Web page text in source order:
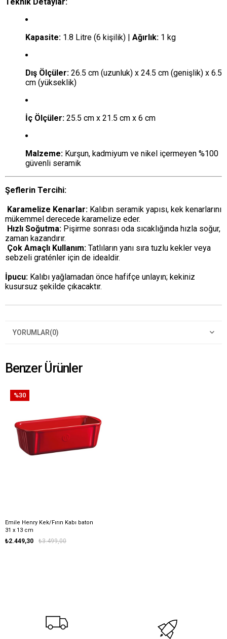
Kapasite: 1.8 Litre (6 kişilik) | Ağırlık: 1 kg
Dış Ölçüler: 26.5 cm (uzunluk) x 24.5 cm (genişlik) x 6.5
cm (yükseklik)
İç Ölçüler: 25.5 cm x 21.5 cm x 6 cm
Malzeme: Kurşun, kadmiyum ve nikel içermeyen %100
güvenli seramik
Şeflerin Tercihi:
Karamelize Kenarlar: Kalıbın seramik yapısı, kek kenarlarını
mükemmel derecede karamelize eder.
Hızlı Soğutma: Pişirme sonrası oda sıcaklığında hızla soğur,
zaman kazandırır.
Çok Amaçlı Kullanım: Tatlıların yanı sıra tuzlu kekler veya
sebzeli graténler için de idealdir.
İpucu: Kalıbı yağlamadan önce hafifçe unlayın; kekiniz
kusursuz şekilde çıkacaktır.
YORUMLAR(0)
Benzer Ürünler
Emile Henry Kek/Fırın Kabı baton
31 x 13 cm
₺2.449,30 ₺3.499,00
%30